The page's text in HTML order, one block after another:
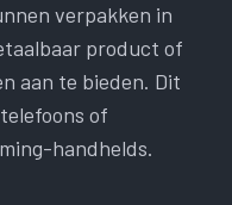
verpakken in
product of
aan te bieden. Dit
of
handhelds.